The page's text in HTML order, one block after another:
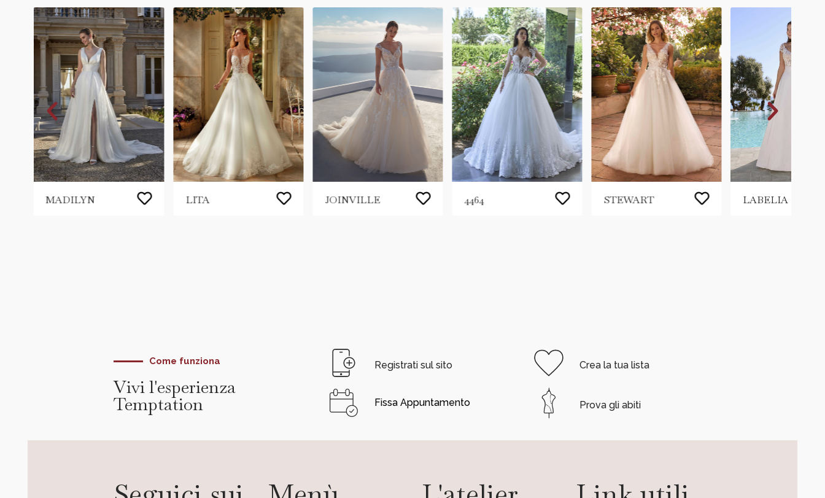
MADILYN LITA JOINVILLE 4464 STEWART LABELIA
Come funziona
Vivi l'esperienza
Temptation
Registrati sul sito
Fissa Appuntamento
Crea la tua lista
Prova gli abiti